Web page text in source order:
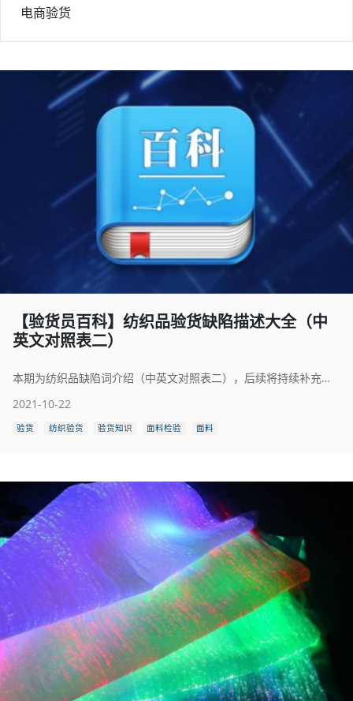
电商验货
【验货员百科】纺织品验货缺陷描述大全（中
英文对照表二）
本期为纺织品缺陷词介绍（中英文对照表二），后续将持续补充，欢迎大家提供更完善的资料
2021-10-22
验货 纺织验货 验货知识 面料检验 面料